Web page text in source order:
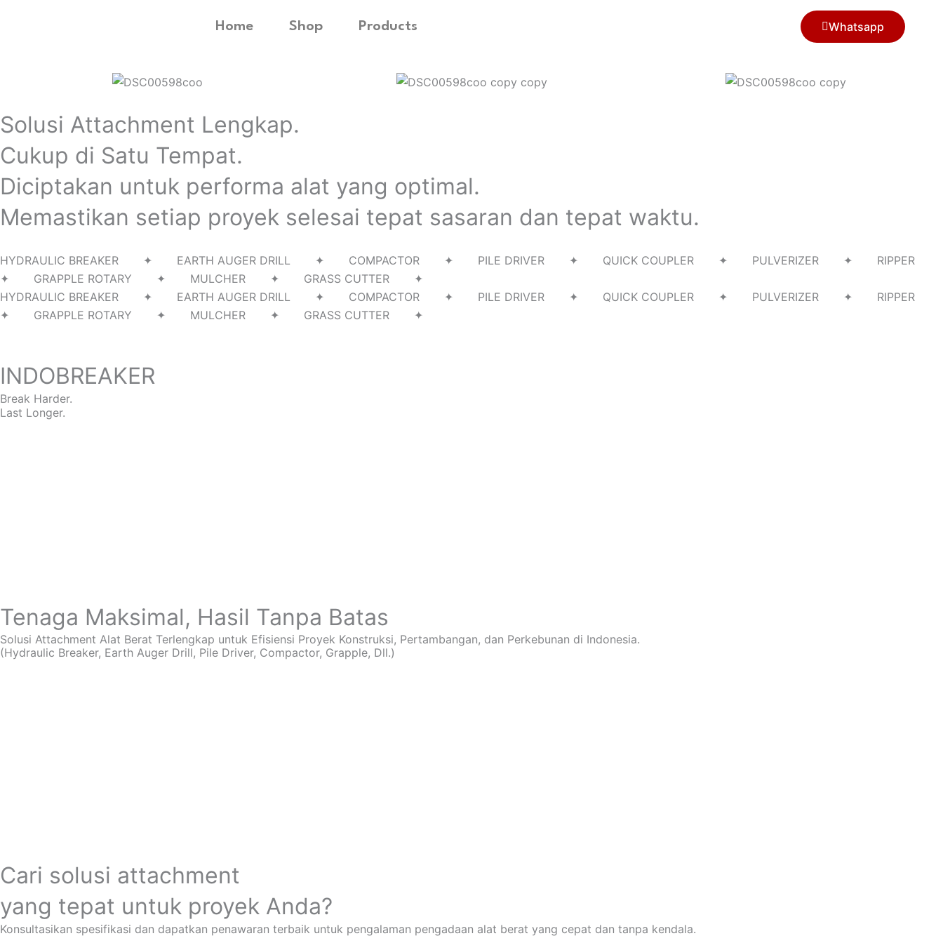
Home Shop Products Whatsapp
Solusi Attachment Lengkap.
Cukup di Satu Tempat.
Diciptakan untuk performa alat yang optimal.
Memastikan setiap proyek selesai tepat sasaran dan tepat waktu.
HYDRAULIC BREAKER ✦ EARTH AUGER DRILL ✦ COMPACTOR ✦ PILE DRIVER ✦ QUICK COUPLER ✦ PULVERIZER ✦ RIPPER
✦ GRAPPLE ROTARY ✦ MULCHER ✦ GRASS CUTTER ✦
HYDRAULIC BREAKER ✦ EARTH AUGER DRILL ✦ COMPACTOR ✦ PILE DRIVER ✦ QUICK COUPLER ✦ PULVERIZER ✦ RIPPER
✦ GRAPPLE ROTARY ✦ MULCHER ✦ GRASS CUTTER ✦
INDOBREAKER
Break Harder.
Last Longer.
Tenaga Maksimal, Hasil Tanpa Batas
Solusi Attachment Alat Berat Terlengkap untuk Efisiensi Proyek Konstruksi, Pertambangan, dan Perkebunan di Indonesia.
(Hydraulic Breaker, Earth Auger Drill, Pile Driver, Compactor, Grapple, Dll.)
Cari solusi attachment
yang tepat untuk proyek Anda?
Konsultasikan spesifikasi dan dapatkan penawaran terbaik untuk pengalaman pengadaan alat berat yang cepat dan tanpa kendala.